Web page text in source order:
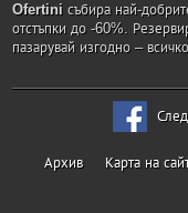
Ofertini събира най-
отстъпки до -60%.
пазарувай изгодно –
Архив Карта на